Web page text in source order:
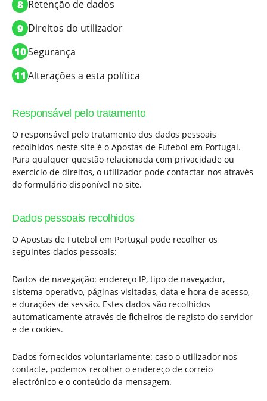
Retenção de dados
Direitos do utilizador
Segurança
Alterações a esta política
Responsável pelo tratamento
O responsável pelo tratamento dos dados pessoais
recolhidos neste site é o Apostas de Futebol em Portugal.
Para qualquer questão relacionada com privacidade ou
exercício de direitos, o utilizador pode contactar-nos através
do formulário disponível no site.
Dados pessoais recolhidos
O Apostas de Futebol em Portugal pode recolher os
seguintes dados pessoais:
Dados de navegação: endereço IP, tipo de navegador,
sistema operativo, páginas visitadas, data e hora de acesso,
e durações de sessão. Estes dados são recolhidos
automaticamente através de ficheiros de registo do servidor
e de cookies.
Dados fornecidos voluntariamente: caso o utilizador nos
contacte, podemos recolher o endereço de correio
electrónico e o conteúdo da mensagem.